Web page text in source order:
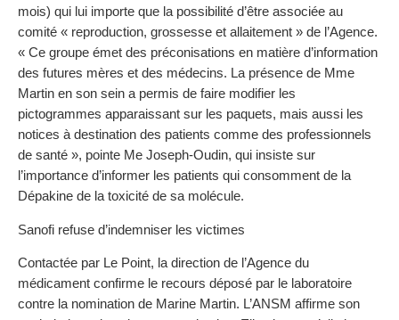
mois) qui lui importe que la possibilité d’être associée au
comité « reproduction, grossesse et allaitement » de l’Agence.
« Ce groupe émet des préconisations en matière d’information
des futures mères et des médecins. La présence de Mme
Martin en son sein a permis de faire modifier les
pictogrammes apparaissant sur les paquets, mais aussi les
notices à destination des patients comme des professionnels
de santé », pointe Me Joseph-Oudin, qui insiste sur
l’importance d’informer les patients qui consomment de la
Dépakine de la toxicité de sa molécule.
Sanofi refuse d’indemniser les victimes
Contactée par Le Point, la direction de l’Agence du
médicament confirme le recours déposé par le laboratoire
contre la nomination de Marine Martin. L’ANSM affirme son